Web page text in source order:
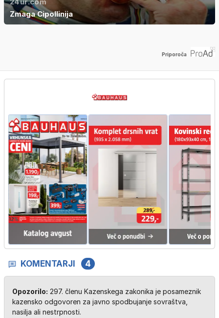
Zmaga Cipollinija
Priporoča
KOMENTARJI 4
Opozorilo: 297. členu Kazenskega zakonika je posameznik
kazensko odgovoren za javno spodbujanje sovraštva,
nasilja ali nestrpnosti.